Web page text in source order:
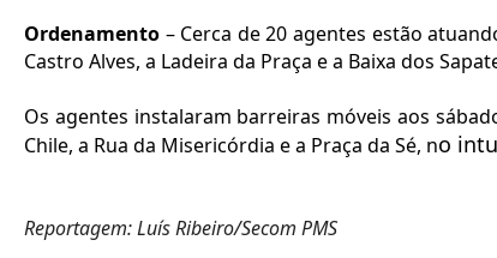
Ordenamento – Cerca de 20 agentes estão
Castro Alves, a Ladeira da Praça e a Baixa dos
Os agentes instalaram barreiras móveis aos
Chile, a Rua da Misericórdia e a Praça da Sé, no
Reportagem: Luís Ribeiro/Secom PMS